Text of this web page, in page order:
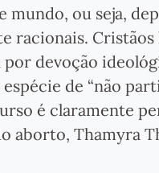
mundo, ou seja,
racionais.
devoção
de “não
é claramente
aborto, Thamyra